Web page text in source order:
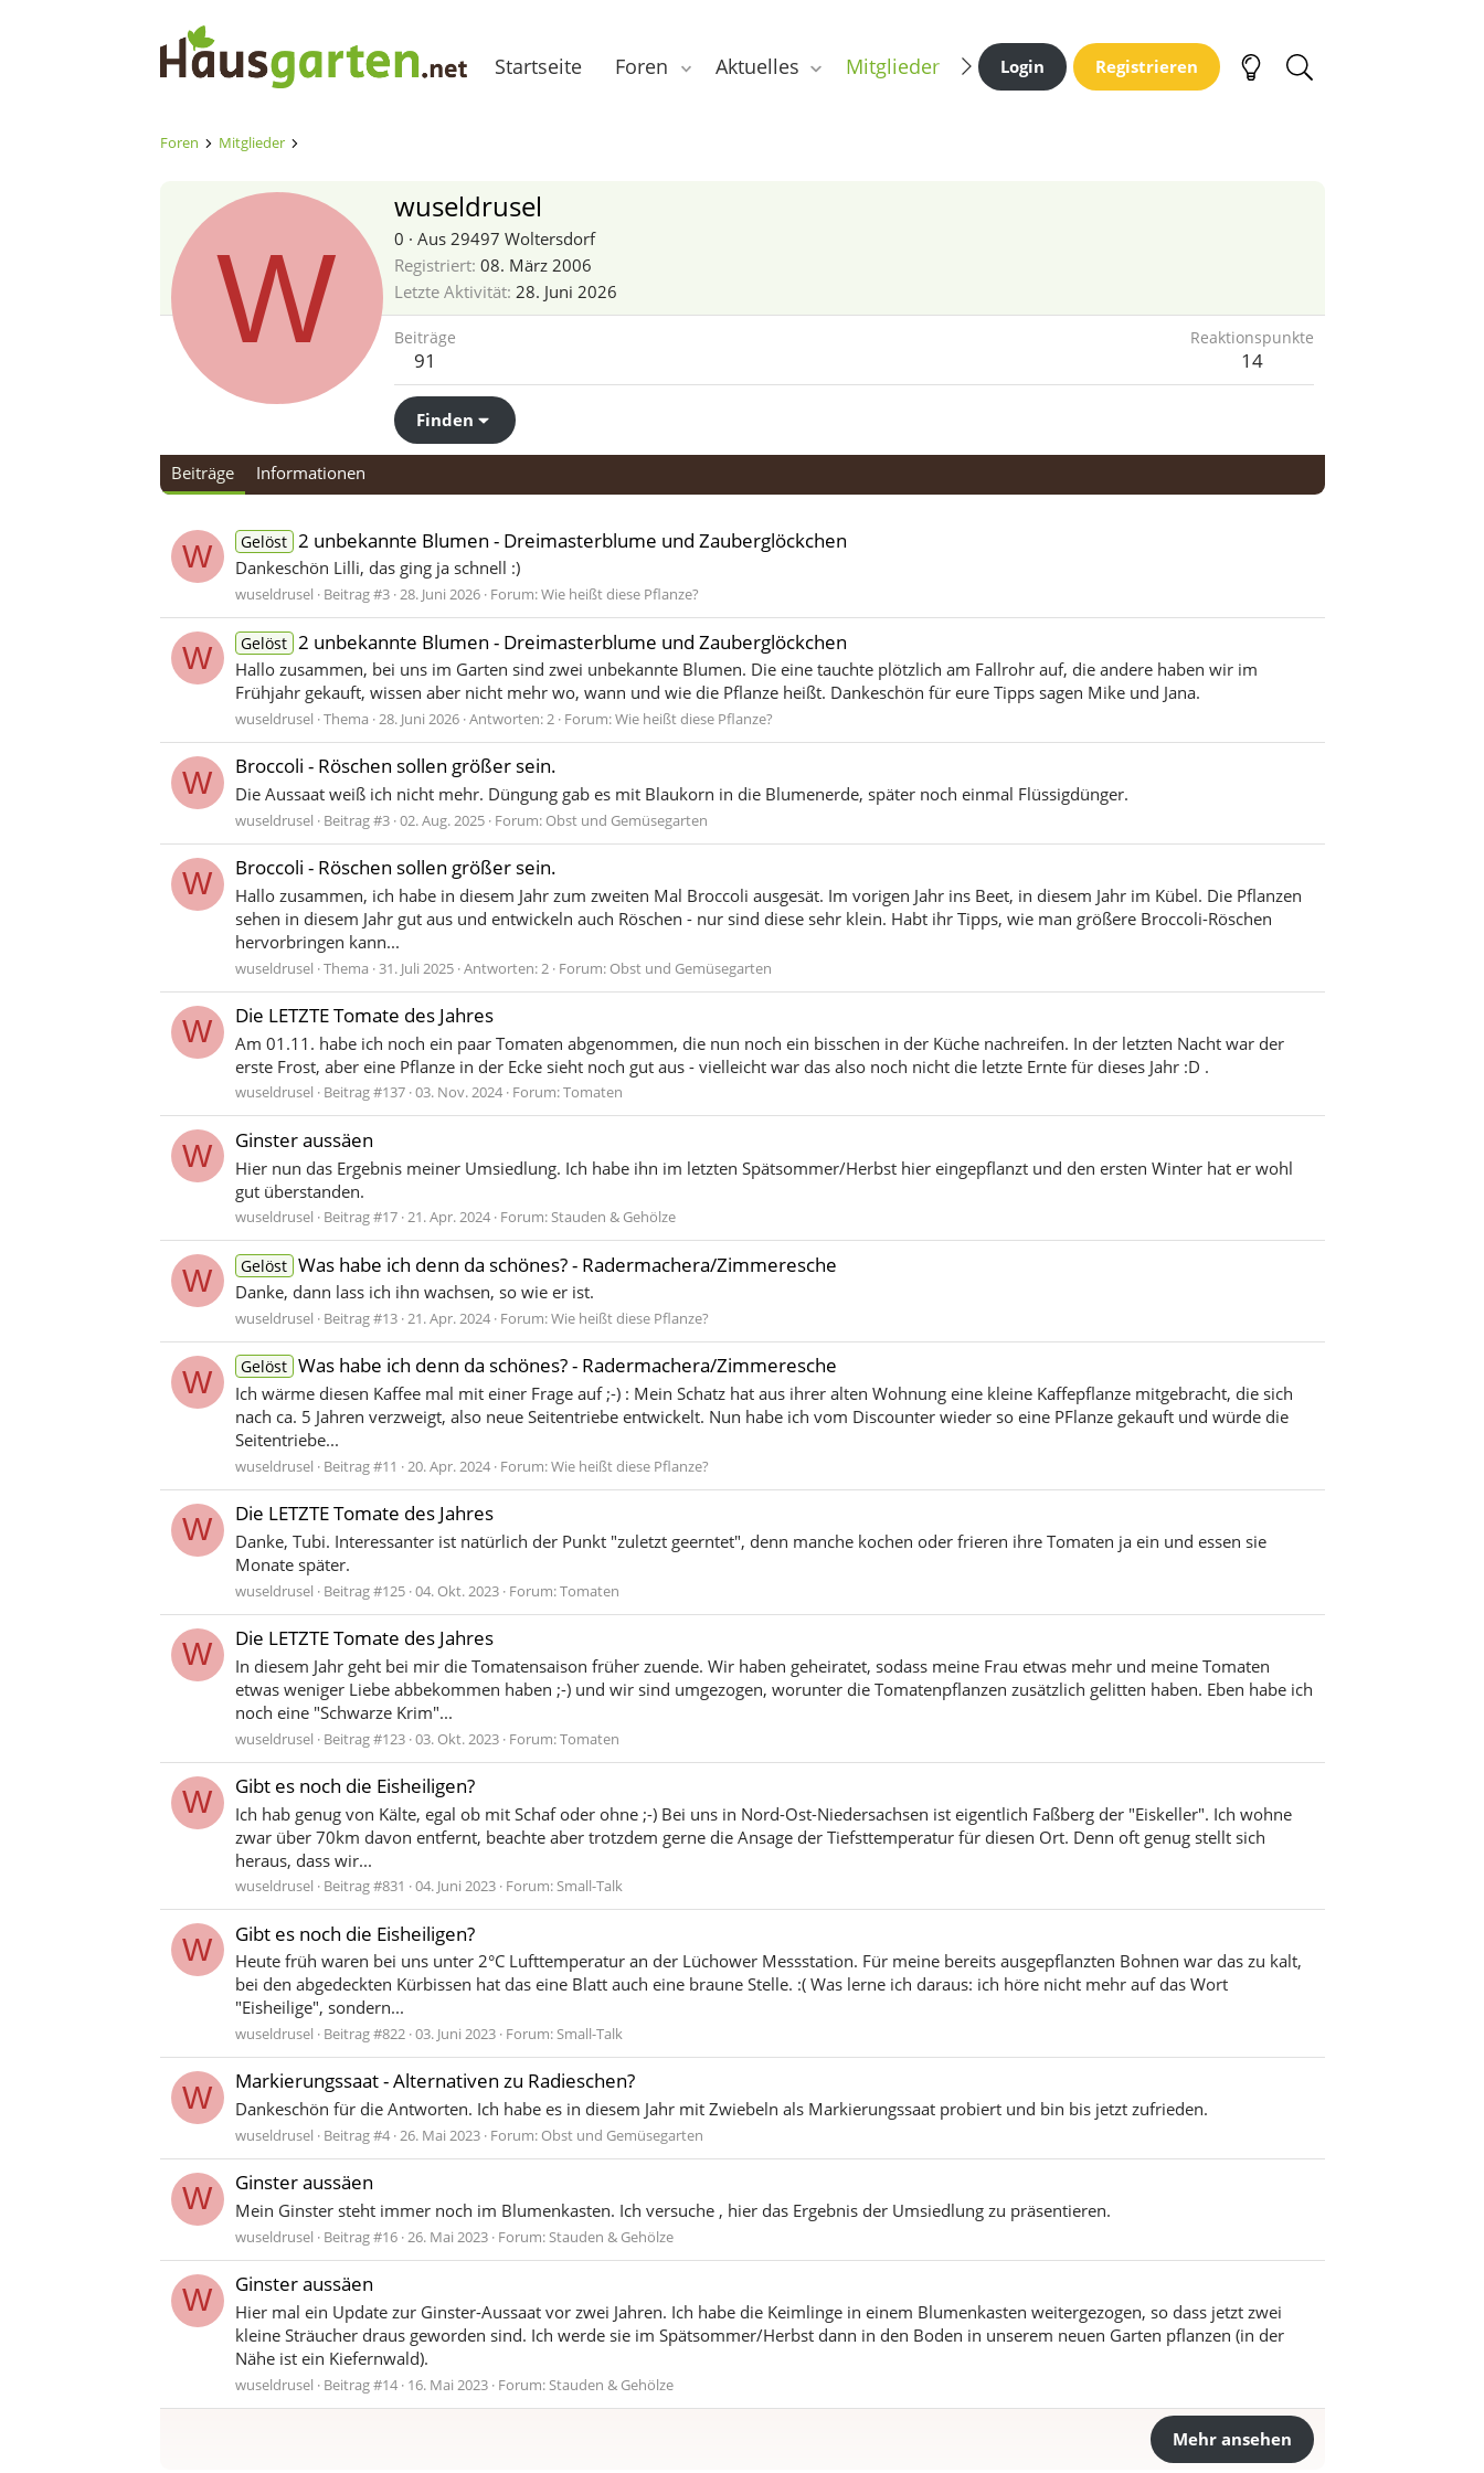
Startseite Foren Aktuelles Mitglieder Login Registrieren
Foren Mitglieder
W
wuseldrusel
0 · Aus 29497 Woltersdorf
Registriert 08. März 2006
Letzte Aktivität 28. Juni 2026
Beiträge
91
Reaktionspunkte
14
Finden
Beiträge Informationen
W Gelöst 2 unbekannte Blumen - Dreimasterblume und Zauberglöckchen
Dankeschön Lilli, das ging ja schnell :)
wuseldrusel Beitrag #3 28. Juni 2026 Forum:Wie heißt diese Pflanze?
W Gelöst 2 unbekannte Blumen - Dreimasterblume und Zauberglöckchen
Hallo zusammen, bei uns im Garten sind zwei unbekannte Blumen. Die eine tauchte plötzlich am Fallrohr auf, die andere haben wir im
Frühjahr gekauft, wissen aber nicht mehr wo, wann und wie die Pflanze heißt. Dankeschön für eure Tipps sagen Mike und Jana.
wuseldrusel Thema 28. Juni 2026 Antworten: 2 Forum:Wie heißt diese Pflanze?
W Broccoli - Röschen sollen größer sein.
Die Aussaat weiß ich nicht mehr. Düngung gab es mit Blaukorn in die Blumenerde, später noch einmal Flüssigdünger.
wuseldrusel Beitrag #3 02. Aug. 2025 Forum: Obst und Gemüsegarten
W Broccoli - Röschen sollen größer sein.
Hallo zusammen, ich habe in diesem Jahr zum zweiten Mal Broccoli ausgesät. Im vorigen Jahr ins Beet, in diesem Jahr im Kübel. Die Pflanzen
sehen in diesem Jahr gut aus und entwickeln auch Röschen - nur sind diese sehr klein. Habt ihr Tipps, wie man größere Broccoli-Röschen
hervorbringen kann...
wuseldrusel Thema 31. Juli 2025 Antworten: 2 Forum: Obst und Gemüsegarten
W Die LETZTE Tomate des Jahres
Am 01.11. habe ich noch ein paar Tomaten abgenommen, die nun noch ein bisschen in der Küche nachreifen. In der letzten Nacht war der
erste Frost, aber eine Pflanze in der Ecke sieht noch gut aus - vielleicht war das also noch nicht die letzte Ernte für dieses Jahr :D .
wuseldrusel Beitrag #137 03. Nov. 2024 Forum:Tomaten
W Ginster aussäen
Hier nun das Ergebnis meiner Umsiedlung. Ich habe ihn im letzten Spätsommer/Herbst hier eingepflanzt und den ersten Winter hat er wohl
gut überstanden.
wuseldrusel Beitrag #17 21. Apr. 2024 Forum:Stauden & Gehölze
W Gelöst Was habe ich denn da schönes? - Radermachera/Zimmeresche
Danke, dann lass ich ihn wachsen, so wie er ist.
wuseldrusel Beitrag #13 21. Apr. 2024 Forum:Wie heißt diese Pflanze?
W Gelöst Was habe ich denn da schönes? - Radermachera/Zimmeresche
Ich wärme diesen Kaffee mal mit einer Frage auf ;-) : Mein Schatz hat aus ihrer alten Wohnung eine kleine Kaffepflanze mitgebracht, die sich
nach ca. 5 Jahren verzweigt, also neue Seitentriebe entwickelt. Nun habe ich vom Discounter wieder so eine PFlanze gekauft und würde die
Seitentriebe...
wuseldrusel Beitrag #11 20. Apr. 2024 Forum:Wie heißt diese Pflanze?
W Die LETZTE Tomate des Jahres
Danke, Tubi. Interessanter ist natürlich der Punkt "zuletzt geerntet", denn manche kochen oder frieren ihre Tomaten ja ein und essen sie
Monate später.
wuseldrusel Beitrag #125 04. Okt. 2023 Forum:Tomaten
W Die LETZTE Tomate des Jahres
In diesem Jahr geht bei mir die Tomatensaison früher zuende. Wir haben geheiratet, sodass meine Frau etwas mehr und meine Tomaten
etwas weniger Liebe abbekommen haben ;-) und wir sind umgezogen, worunter die Tomatenpflanzen zusätzlich gelitten haben. Eben habe ich
noch eine "Schwarze Krim"...
wuseldrusel Beitrag #123 03. Okt. 2023 Forum:Tomaten
W Gibt es noch die Eisheiligen?
Ich hab genug von Kälte, egal ob mit Schaf oder ohne ;-) Bei uns in Nord-Ost-Niedersachsen ist eigentlich Faßberg der "Eiskeller". Ich wohne
zwar über 70km davon entfernt, beachte aber trotzdem gerne die Ansage der Tiefsttemperatur für diesen Ort. Denn oft genug stellt sich
heraus, dass wir...
wuseldrusel Beitrag #831 04. Juni 2023 Forum:Small-Talk
W Gibt es noch die Eisheiligen?
Heute früh waren bei uns unter 2°C Lufttemperatur an der Lüchower Messstation. Für meine bereits ausgepflanzten Bohnen war das zu kalt,
bei den abgedeckten Kürbissen hat das eine Blatt auch eine braune Stelle. :( Was lerne ich daraus: ich höre nicht mehr auf das Wort
"Eisheilige", sondern...
wuseldrusel Beitrag #822 03. Juni 2023 Forum:Small-Talk
W Markierungssaat - Alternativen zu Radieschen?
Dankeschön für die Antworten. Ich habe es in diesem Jahr mit Zwiebeln als Markierungssaat probiert und bin bis jetzt zufrieden.
wuseldrusel Beitrag #4 26. Mai 2023 Forum: Obst und Gemüsegarten
W Ginster aussäen
Mein Ginster steht immer noch im Blumenkasten. Ich versuche , hier das Ergebnis der Umsiedlung zu präsentieren.
wuseldrusel Beitrag #16 26. Mai 2023 Forum:Stauden & Gehölze
W Ginster aussäen
Hier mal ein Update zur Ginster-Aussaat vor zwei Jahren. Ich habe die Keimlinge in einem Blumenkasten weitergezogen, so dass jetzt zwei
kleine Sträucher draus geworden sind. Ich werde sie im Spätsommer/Herbst dann in den Boden in unserem neuen Garten pflanzen (in der
Nähe ist ein Kiefernwald).
wuseldrusel Beitrag #14 16. Mai 2023 Forum: Stauden & Gehölze
Mehr ansehen